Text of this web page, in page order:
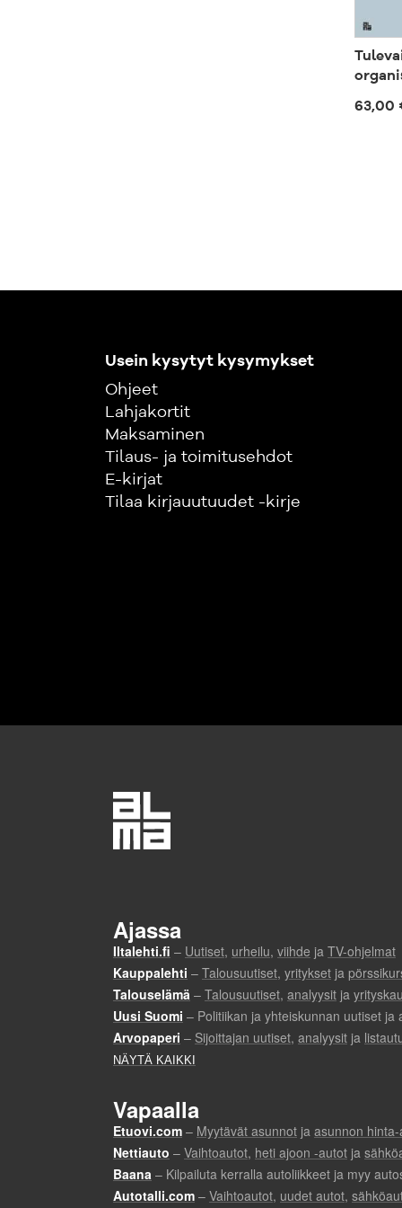
63,00
Usein kysytyt kysymykset
Ohjeet
Lahjakortit
Maksaminen
Tilaus- ja toimitusehdot
E-kirjat
Tilaa kirjauutuudet -kirje